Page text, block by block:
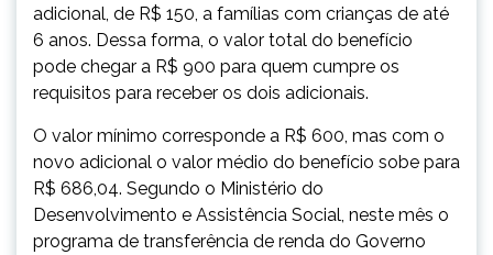
adicional, de R$ 150, a famílias com crianças de até
6 anos. Dessa forma, o valor total do benefício
pode chegar a R$ 900 para quem cumpre os
requisitos para receber os dois adicionais.
O valor mínimo corresponde a R$ 600, mas com o
novo adicional o valor médio do benefício sobe para
R$ 686,04. Segundo o Ministério do
Desenvolvimento e Assistência Social, neste mês o
programa de transferência de renda do Governo